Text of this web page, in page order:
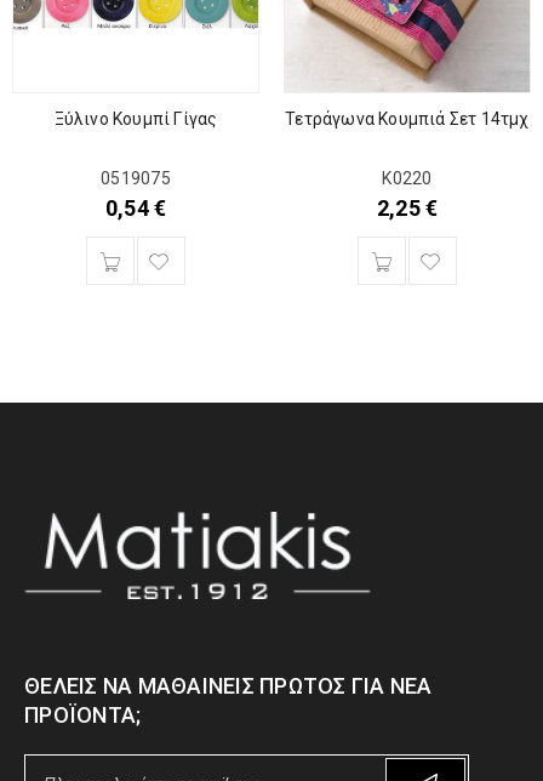
Ξύλινο Κουμπί Γίγας
0519075
0,54€
Τετράγωνα Κουμπιά Σετ 14τμχ
Κ0220
2,25€
ΘΈΛΕΙΣ ΝΑ ΜΑΘΑΊΝΕΙΣ ΠΡΏΤΟΣ ΓΙΑ ΝΈΑ
ΠΡΟΪΌΝΤΑ;